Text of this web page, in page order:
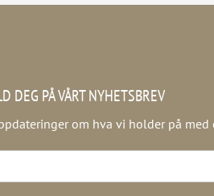
DEG PÅ VÅRT NYHETSBREV
om hva vi holder på med